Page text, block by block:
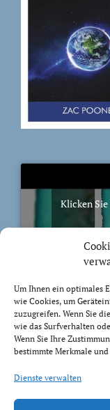
Um Ihnen ein optimales
wie Cookies, um
zuzugreifen. Wenn Sie
wie das Surfverhalten
Wenn Sie Ihre
bestimmte Merkmale
Dienste verwalten
Klicken
BIBELVERS
Trachtet nach
was auf Erden ist.